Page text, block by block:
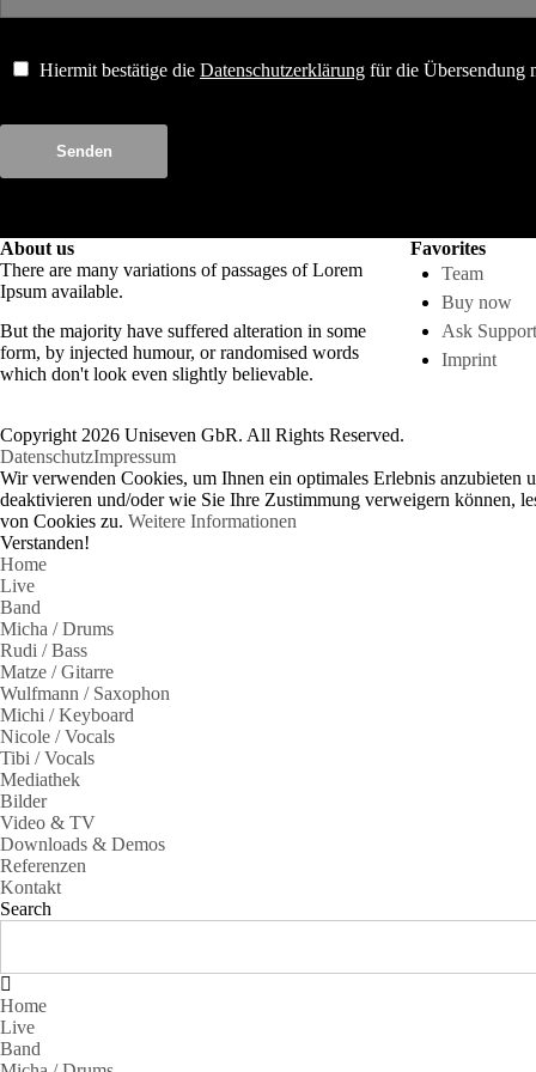
Hiermit bestätige die Datenschutzerklärung für die Übersendung
Senden
About us
There are many variations of passages of Lorem
Ipsum available.
But the majority have suffered alteration in some
form, by injected humour, or randomised words
which don't look even slightly believable.
Favorites
Team
Buy now
Ask Support
Imprint
Copyright 2026 Uniseven GbR. All Rights Reserved.
DatenschutzImpressum
Wir verwenden Cookies, um Ihnen ein optimales Erlebnis anzubieten
deaktivieren und/oder wie Sie Ihre Zustimmung verweigern können,
von Cookies zu. Weitere Informationen
Verstanden!
Home
Live
Band
Micha / Drums
Rudi / Bass
Matze / Gitarre
Wulfmann / Saxophon
Michi / Keyboard
Nicole / Vocals
Tibi / Vocals
Mediathek
Bilder
Video & TV
Downloads & Demos
Referenzen
Kontakt
Search
Home
Live
Band